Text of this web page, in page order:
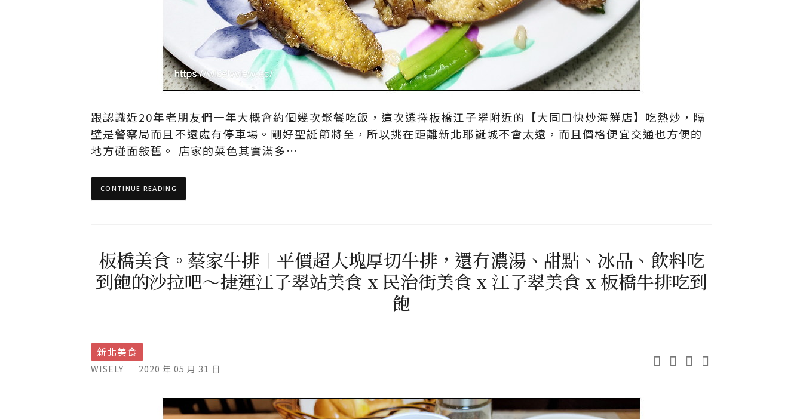
跟認識近20年老朋友們一年大概會約個幾次聚餐吃飯，這次選擇板橋江子翠附近的【大同口快炒海鮮店】吃熱炒，隔
壁是警察局而且不遠處有停車場。剛好聖誕節將至，所以挑在距離新北耶誕城不會太遠，而且價格便宜交通也方便的
地方碰面敍舊。 店家的菜色其實滿多…
CONTINUE READING
板橋美食。蔡家牛排︱平價超大塊厚切牛排，還有濃湯、甜點、冰品、飲料吃
到飽的沙拉吧～捷運江子翠站美食 x 民治街美食 x 江子翠美食 x 板橋牛排吃到
飽
新北美食
WISELY 2020 年 05 月 31 日